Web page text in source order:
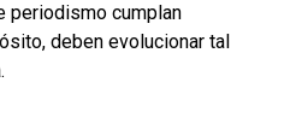
periodismo cumplan
deben evolucionar tal